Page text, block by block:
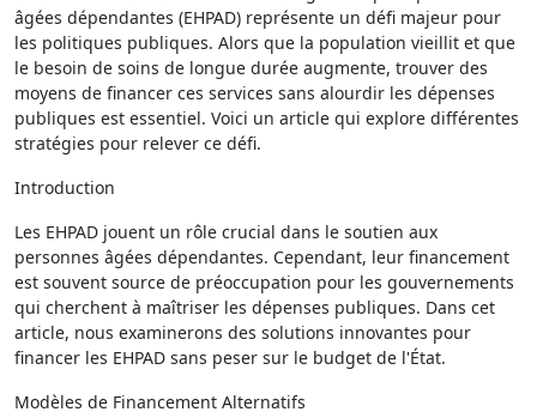
âgées dépendantes (EHPAD) représente un défi majeur pour
les politiques publiques. Alors que la population vieillit et que
le besoin de soins de longue durée augmente, trouver des
moyens de financer ces services sans alourdir les dépenses
publiques est essentiel. Voici un article qui explore différentes
stratégies pour relever ce défi.
Introduction
Les EHPAD jouent un rôle crucial dans le soutien aux
personnes âgées dépendantes. Cependant, leur financement
est souvent source de préoccupation pour les gouvernements
qui cherchent à maîtriser les dépenses publiques. Dans cet
article, nous examinerons des solutions innovantes pour
financer les EHPAD sans peser sur le budget de l'État.
Modèles de Financement Alternatifs